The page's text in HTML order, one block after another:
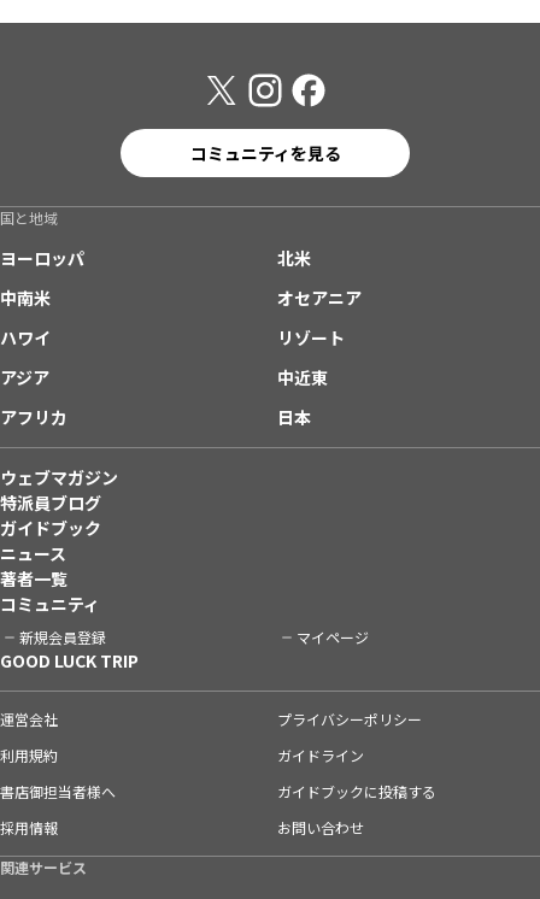
コミュニティを見る
国と地域
ヨーロッパ
北米
中南米
オセアニア
ハワイ
リゾート
アジア
中近東
アフリカ
日本
ウェブマガジン
特派員ブログ
ガイドブック
ニュース
著者一覧
コミュニティ
新規会員登録 マイページ
GOOD LUCK TRIP
運営会社
プライバシーポリシー
利用規約
ガイドライン
書店御担当者様へ
ガイドブックに投稿する
採用情報
お問い合わせ
関連サービス